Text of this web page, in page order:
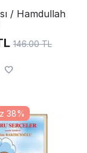
/ Hamdullah
146.00 TL
38%